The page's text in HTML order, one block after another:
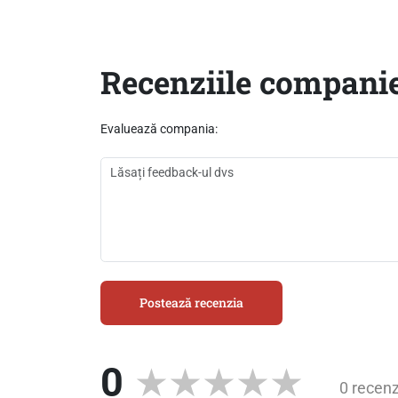
Recenziile
Evaluează compania:
Postează recenzia
0 0